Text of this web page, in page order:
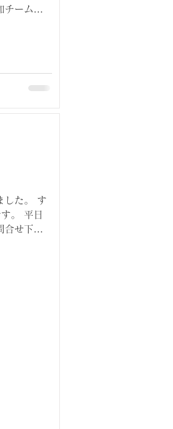
ームに
した。 す
。 平日
せ下さ